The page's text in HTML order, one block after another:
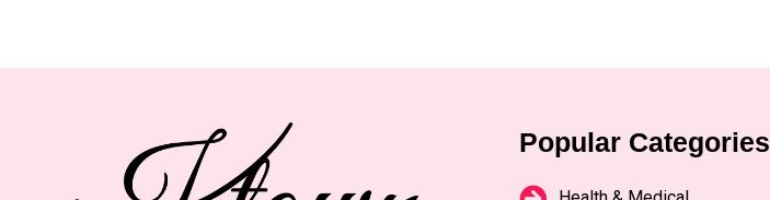
Popular Categories